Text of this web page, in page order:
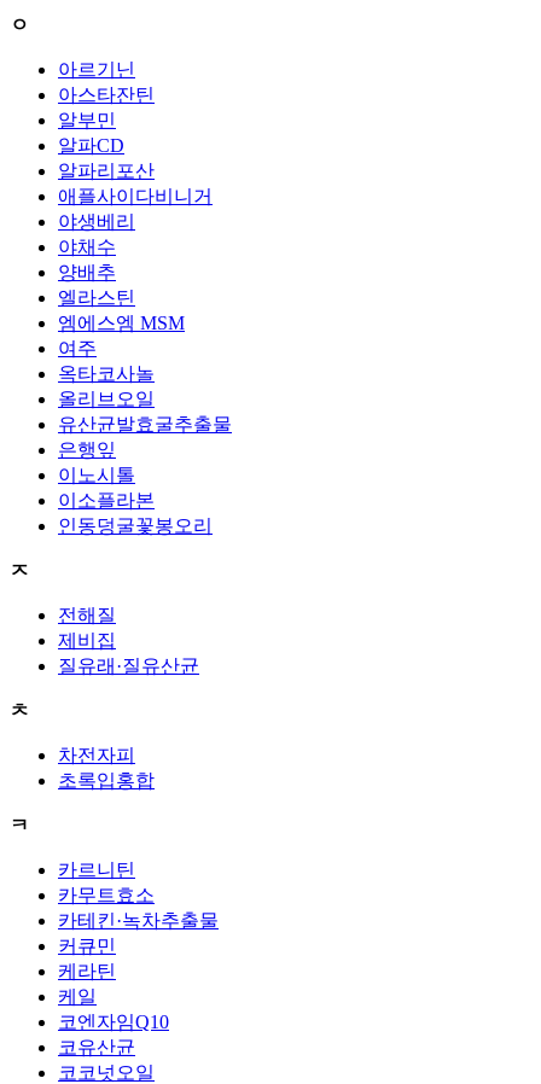
ㅇ
아르기닌
아스타잔틴
알부민
알파CD
알파리포산
애플사이다비니거
야생베리
야채수
양배추
엘라스틴
엠에스엠 MSM
여주
옥타코사놀
올리브오일
유산균발효굴추출물
은행잎
이노시톨
이소플라본
인동덩굴꽃봉오리
ㅈ
전해질
제비집
질유래·질유산균
ㅊ
차전자피
초록입홍합
ㅋ
카르니틴
카무트효소
카테킨·녹차추출물
커큐민
케라틴
케일
코엔자임Q10
코유산균
코코넛오일